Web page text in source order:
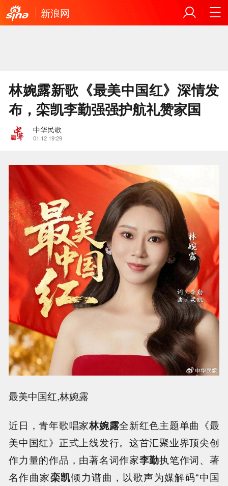
新浪网
林婉露新歌《最美中国红》深情发
布，栾凯李勤强强护航礼赞家国
中华民歌
01.12 19:29
最美中国红,林婉露
近日，青年歌唱家林婉露全新红色主题单曲《最
美中国红》正式上线发行。这首汇聚业界顶尖创
作力量的作品，由著名词作家李勤执笔作词、著
名作曲家栾凯倾力谱曲，以歌声为媒解码“中国